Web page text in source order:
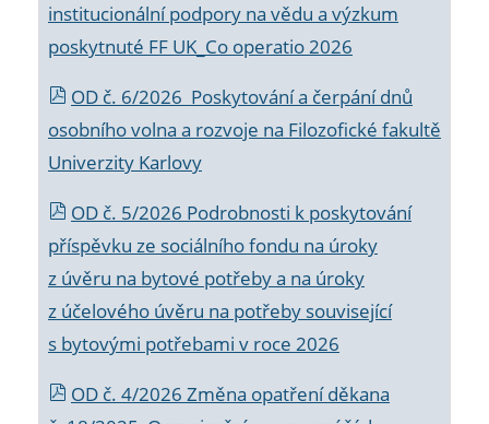
institucionální podpory na vědu a výzkum
poskytnuté FF UK_Co operatio 2026
OD č. 6/2026 Poskytování a čerpání dnů
osobního volna a rozvoje na Filozofické fakultě
Univerzity Karlovy
OD č. 5/2026 Podrobnosti k poskytování
příspěvku ze sociálního fondu na úroky
z úvěru na bytové potřeby a na úroky
z účelového úvěru na potřeby související
s bytovými potřebami v roce 2026
OD č. 4/2026 Změna opatření děkana